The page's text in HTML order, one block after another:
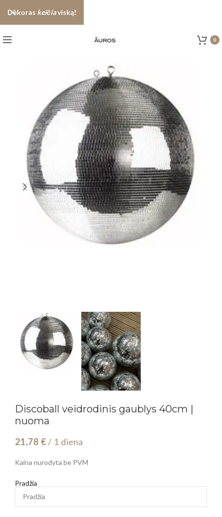
0
Discoball veidrodinis gaublys 40cm |
nuoma
21,78 €/ 1 diena
Kaina nurodyta be PVM
Pradžia
Dekoras keičiaviską!